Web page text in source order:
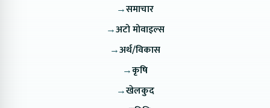
→समाचार
→अटो मोवाइल्स
→अर्थ/विकास
→कृषि
→खेलकुद